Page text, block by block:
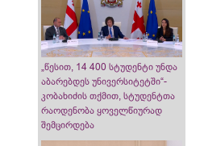
„წესით, 14 400 სტუდენტი უნდა
აბარებდეს უნივერსიტეტში“-
კობახიძის თქმით, სტუდენტთა
რაოდენობა ყოველწიურად
შემცირდება